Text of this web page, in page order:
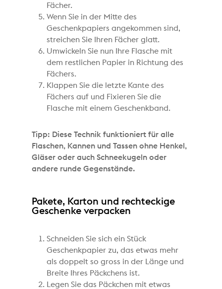
Fächer.
Wenn Sie in der Mitte des
Geschenkpapiers angekommen sind,
streichen Sie Ihren Fächer glatt.
Umwickeln Sie nun Ihre Flasche mit
dem restlichen Papier in Richtung des
Fächers.
Klappen Sie die letzte Kante des
Fächers auf und Fixieren Sie die
Flasche mit einem Geschenkband.
Tipp: Diese Technik funktioniert für alle
Flaschen, Kannen und Tassen ohne Henkel,
Gläser oder auch Schneekugeln oder
andere runde Gegenstände.
Pakete, Karton und rechteckige
Geschenke verpacken
Schneiden Sie sich ein Stück
Geschenkpapier zu, das etwas mehr
als doppelt so gross in der Länge und
Breite Ihres Päckchens ist.
Legen Sie das Päckchen mit etwas